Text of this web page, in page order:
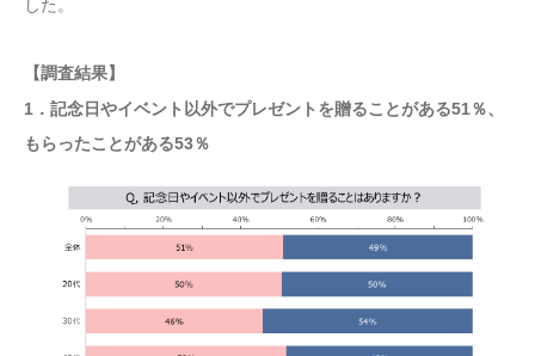
した。
【調査結果】
1．記念日やイベント以外でプレゼントを贈ることがある51％、
もらったことがある53％